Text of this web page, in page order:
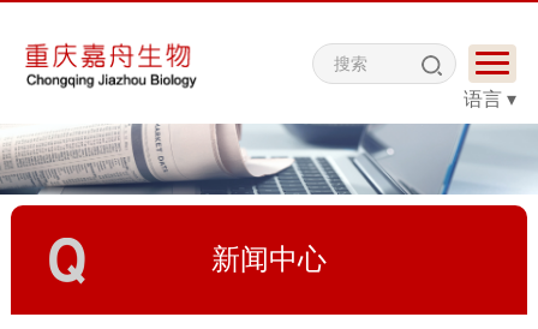
语言 ▾
新闻中心